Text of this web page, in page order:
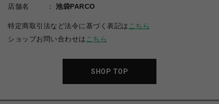
店舗名
池袋PARCO
特定商取引法など法令に基づく表記は こちら
ショップお問い合わせは こちら
SHOP TOP